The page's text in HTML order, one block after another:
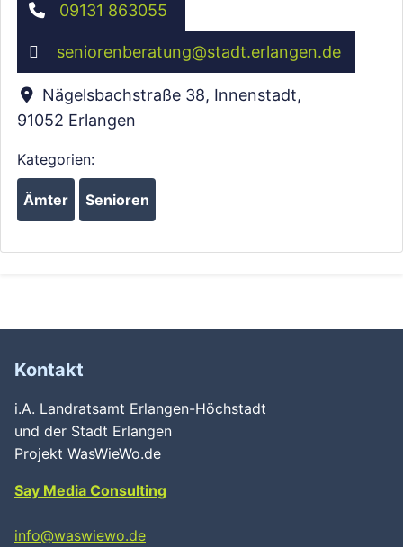
09131 863055
seniorenberatung@stadt.erlangen.de
Nägelsbachstraße 38, Innenstadt,
91052 Erlangen
Kategorien:
Ämter Senioren
Kontakt
i.A. Landratsamt Erlangen-Höchstadt
und der Stadt Erlangen
Projekt WasWieWo.de
Say Media Consulting
info@waswiewo.de